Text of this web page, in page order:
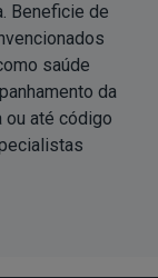
Beneficie de
saúde
da
ou até código